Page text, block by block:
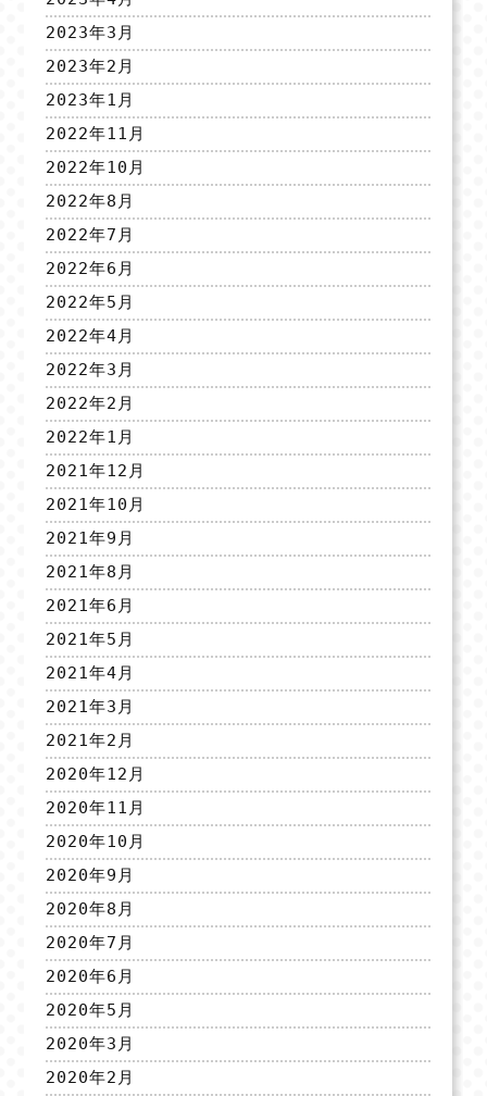
2023年3月
2023年2月
2023年1月
2022年11月
2022年10月
2022年8月
2022年7月
2022年6月
2022年5月
2022年4月
2022年3月
2022年2月
2022年1月
2021年12月
2021年10月
2021年9月
2021年8月
2021年6月
2021年5月
2021年4月
2021年3月
2021年2月
2020年12月
2020年11月
2020年10月
2020年9月
2020年8月
2020年7月
2020年6月
2020年5月
2020年3月
2020年2月